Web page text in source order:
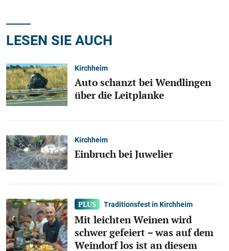
LESEN SIE AUCH
Kirchheim
Auto schanzt bei Wendlingen
über die Leitplanke
Kirchheim
Einbruch bei Juwelier
Traditionsfest in Kirchheim
Mit leichten Weinen wird
schwer gefeiert – was auf dem
Weindorf los ist an diesem